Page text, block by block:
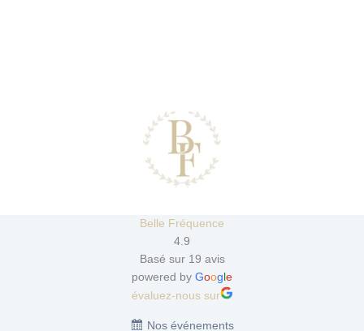
Belle Fréquence
4.9
Basé sur 19 avis
powered by Goog e
évaluez-nous sur
Nos événements